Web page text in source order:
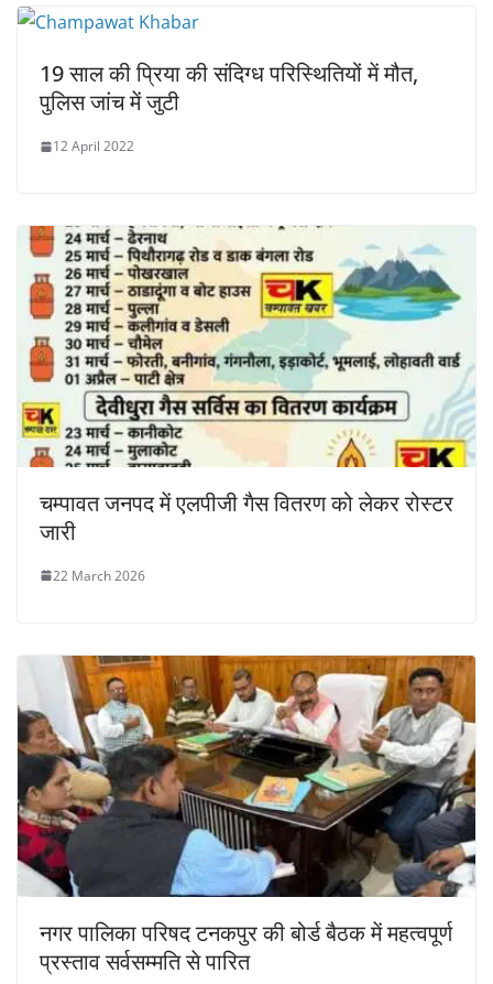
19 साल की ​प्रिया की संदिग्ध परिस्थितियों में मौत,
पुलिस जांच में जुटी
12 April 2022
चम्पावत जनपद में एलपीजी गैस वितरण को लेकर रोस्टर
जारी
22 March 2026
नगर पालिका परिषद टनकपुर की बोर्ड बैठक में महत्वपूर्ण
प्रस्ताव सर्वसम्मति से पारित